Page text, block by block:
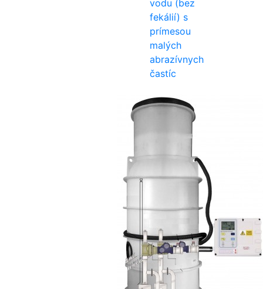
vodu (bez
fekálií) s
prímesou
malých
abrazívnych
častíc